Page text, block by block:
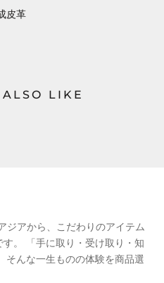
皮革
LIKE
ジアから、こだわりのアイテム
。 「手に取り・受け取り・知
そんな一生ものの体験を商品選